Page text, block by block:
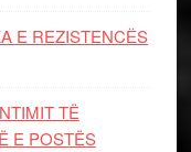
E REZISTENCЁS
TË
E POSTËS